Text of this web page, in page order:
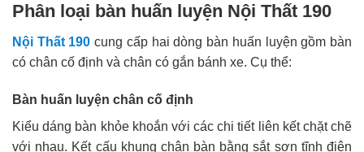
Phân loại bàn huấn luyện Nội Thất 190
Nội Thất 190 cung cấp hai dòng bàn huấn luyện gồm bàn
có chân cố định và chân có gắn bánh xe. Cụ thể:
Bàn huấn luyện chân cố định
Kiểu dáng bàn khỏe khoắn với các chi tiết liên kết chặt chẽ
với nhau. Kết cấu khung chân bàn bằng sắt sơn tĩnh điện